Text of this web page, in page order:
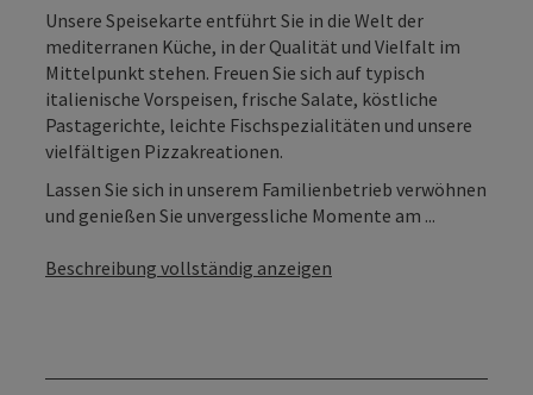
Unsere Speisekarte entführt Sie in die Welt der
mediterranen Küche, in der Qualität und Vielfalt im
Mittelpunkt stehen. Freuen Sie sich auf typisch
italienische Vorspeisen, frische Salate, köstliche
Pastagerichte, leichte Fischspezialitäten und unsere
vielfältigen Pizzakreationen.
Lassen Sie sich in unserem Familienbetrieb verwöhnen
und genießen Sie unvergessliche Momente am ...
Beschreibung vollständig anzeigen